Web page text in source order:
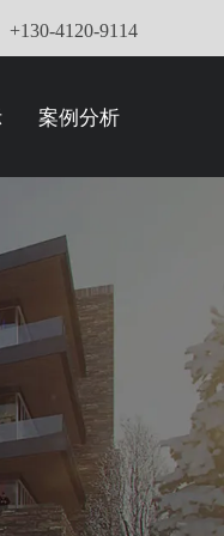
+130-4120-9114
案例分析
目